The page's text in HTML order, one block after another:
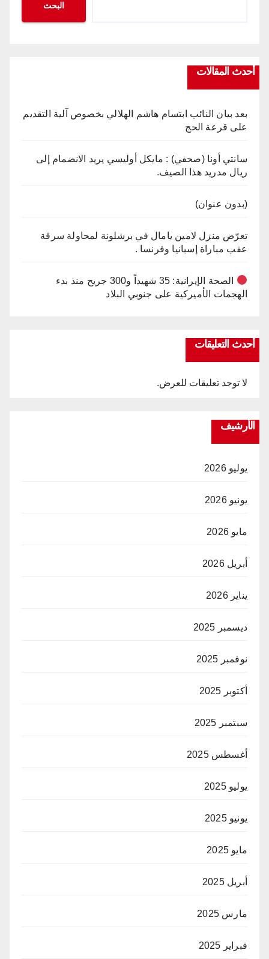
البحث
أحدث المقالات
بعد بيان النائب ابتسام هاشم الهلالي بخصوص آلية التقديم
على قرعة الحج
سانتي أونا (صحفي) : مايكل أوليسي يريد الانضمام إلى
ريال مدريد هذا الصيف.
(بدون عنوان)
تعرّض منزل لامين يامال في برشلونة لمحاولة سرقة
عقب مباراة إسبانيا وفرنسا .
الصحة الإيرانية: 35 شهيداً و300 جريح منذ بدء
الهجمات الأميركية على جنوبي البلاد
أحدث التعليقات
لا توجد تعليقات للعرض.
الأرشيف
يوليو 2026
يونيو 2026
مايو 2026
أبريل 2026
يناير 2026
ديسمبر 2025
نوفمبر 2025
أكتوبر 2025
سبتمبر 2025
أغسطس 2025
يوليو 2025
يونيو 2025
مايو 2025
أبريل 2025
مارس 2025
فبراير 2025